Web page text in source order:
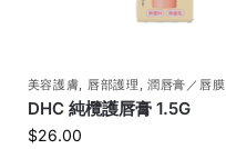
美容護膚, 唇部護理 ,潤唇膏／唇膜
DHC 純欖護唇膏 1.5G
$26.00